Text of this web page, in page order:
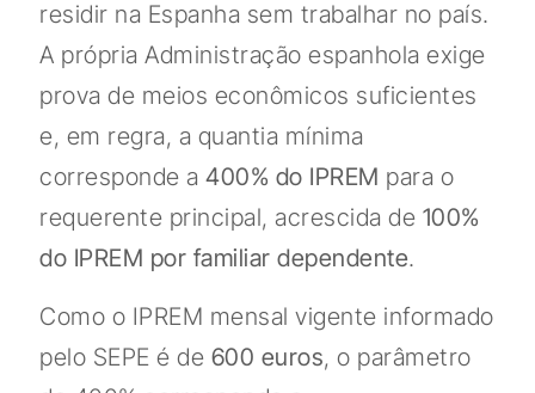
residir na Espanha sem trabalhar no país.
A própria Administração espanhola exige
prova de meios econômicos suficientes
e, em regra, a quantia mínima
corresponde a 400% do IPREM para o
requerente principal, acrescida de 100%
do IPREM por familiar dependente.
Como o IPREM mensal vigente informado
pelo SEPE é de 600 euros, o parâmetro